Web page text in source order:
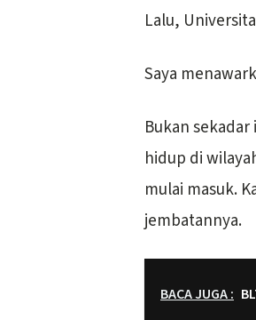
Lalu,
Saya
Bukan
hidup di
mulai masuk.
jembatannya.
BACA JUGA :